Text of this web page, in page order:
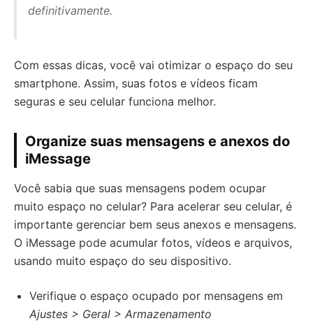
definitivamente.
Com essas dicas, você vai otimizar o espaço do seu
smartphone. Assim, suas fotos e vídeos ficam
seguras e seu celular funciona melhor.
Organize suas mensagens e anexos do
iMessage
Você sabia que suas mensagens podem ocupar
muito espaço no celular? Para acelerar seu celular, é
importante gerenciar bem seus anexos e mensagens.
O iMessage pode acumular fotos, vídeos e arquivos,
usando muito espaço do seu dispositivo.
Verifique o espaço ocupado por mensagens em
Ajustes > Geral > Armazenamento